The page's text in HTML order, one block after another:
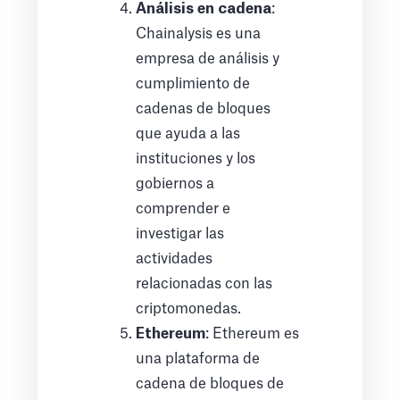
Análisis en cadena:
Chainalysis es una
empresa de análisis y
cumplimiento de
cadenas de bloques
que ayuda a las
instituciones y los
gobiernos a
comprender e
investigar las
actividades
relacionadas con las
criptomonedas.
Ethereum: Ethereum es
una plataforma de
cadena de bloques de